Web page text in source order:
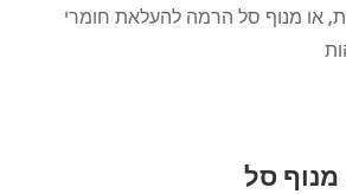
או מנוף סל הרמה להעלאת חומרי
סל